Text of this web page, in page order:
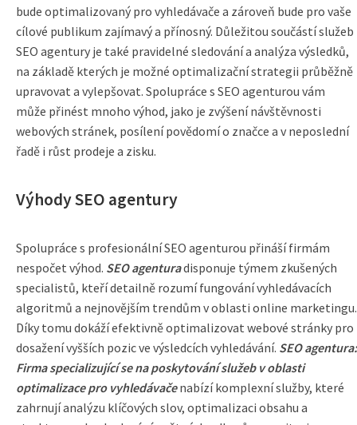
bude optimalizovaný pro vyhledávače a zároveň bude pro vaše
cílové publikum zajímavý a přínosný. Důležitou součástí služeb
SEO agentury je také pravidelné sledování a analýza výsledků,
na základě kterých je možné optimalizační strategii průběžně
upravovat a vylepšovat. Spolupráce s SEO agenturou vám
může přinést mnoho výhod, jako je zvýšení návštěvnosti
webových stránek, posílení povědomí o značce a v neposlední
řadě i růst prodeje a zisku.
Výhody SEO agentury
Spolupráce s profesionální SEO agenturou přináší firmám
nespočet výhod. SEO agenturadisponuje týmem zkušených
specialistů, kteří detailně rozumí fungování vyhledávacích
algoritmů a nejnovějším trendům v oblasti online marketingu.
Díky tomu dokáží efektivně optimalizovat webové stránky pro
dosažení vyšších pozic ve výsledcích vyhledávání. SEO agentura:
Firma specializující se na poskytování služeb v oblasti
optimalizace pro vyhledávačenabízí komplexní služby, které
zahrnují analýzu klíčových slov, optimalizaci obsahu a